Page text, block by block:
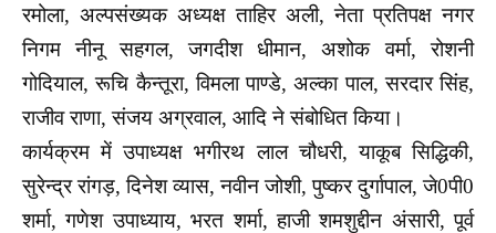
रमोला, अल्पसंख्यक अध्यक्ष ताहिर अली, नेता प्रतिपक्ष नगर
निगम नीनू सहगल, जगदीश धीमान, अशोक वर्मा, रोशनी
गोदियाल, रूचि कैन्तूरा, विमला पाण्डे, अल्का पाल, सरदार सिंह,
राजीव राणा, संजय अग्रवाल, आदि ने संबोधित किया।
कार्यक्रम में उपाध्यक्ष भगीरथ लाल चौधरी, याकूब सिद्धिकी,
सुरेन्द्र रांगड़, दिनेश व्यास, नवीन जोशी, पुष्कर दुर्गापाल, जे0पी0
शर्मा, गणेश उपाध्याय, भरत शर्मा, हाजी शमशुद्दीन अंसारी, पूर्व